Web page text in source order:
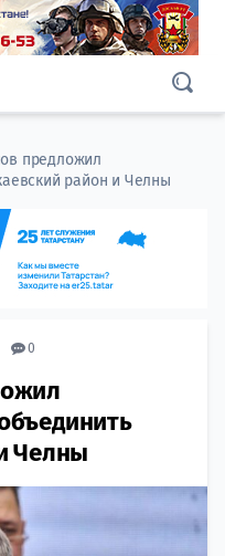
предложил
район и Челны
0
Челны